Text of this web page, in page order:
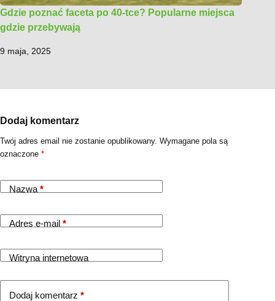
Gdzie poznać faceta po 40-tce? Popularne miejsca
gdzie przebywają
9 maja, 2025
Dodaj komentarz
Twój adres email nie zostanie opublikowany. Wymagane pola są
oznaczone *
Nazwa *
Adres e-mail *
Witryna internetowa
Dodaj komentarz *